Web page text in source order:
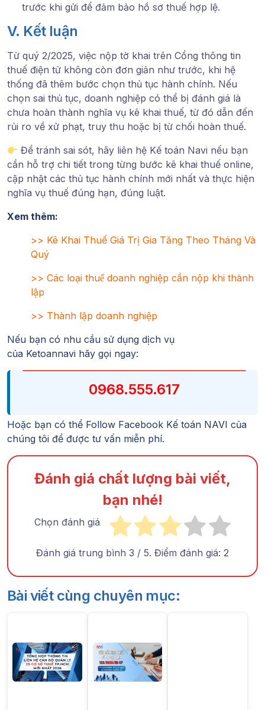
trước khi gửi để đảm bảo hồ sơ thuế hợp lệ.
V. Kết luận
Từ quý 2/2025, việc nộp tờ khai trên Cổng thông tin
thuế điện tử không còn đơn giản như trước, khi hệ
thống đã thêm bước chọn thủ tục hành chính. Nếu
chọn sai thủ tục, doanh nghiệp có thể bị đánh giá là
chưa hoàn thành nghĩa vụ kê khai thuế, từ đó dẫn đến
rủi ro về xử phạt, truy thu hoặc bị từ chối hoàn thuế.
Để tránh sai sót, hãy liên hệ Kế toán Navi nếu bạn
cần hỗ trợ chi tiết trong từng bước kê khai thuế online,
cập nhật các thủ tục hành chính mới nhất và thực hiện
nghĩa vụ thuế đúng hạn, đúng luật.
Xem thêm:
>> Kê Khai Thuế Giá Trị Gia Tăng Theo Tháng Và
Quý
>> Các loại thuế doanh nghiệp cần nộp khi thành
lập
>> Thành lập doanh nghiệp
Nếu bạn có nhu cầu sử dụng dịch vụ
của Ketoannavi hãy gọi ngay:
0968.555.617
Hoặc bạn có thể Follow Facebook Kế toán NAVI của
chúng tôi để được tư vấn miễn phí.
Đánh giá chất lượng bài viết,
bạn nhé!
Chọn đánh giá
Đánh giá trung bình 3 / 5. Điểm đánh giá: 2
Bài viết cùng chuyên mục: